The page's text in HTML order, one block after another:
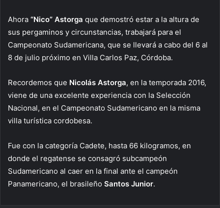
Ahora “Nico” Astorga que demostró estar a la altura de
sus pergaminos y circunstancias, trabajará para el
Campeonato Sudamericana, que se llevará a cabo del 6 al
8 de julio próximo en Villa Carlos Paz, Córdoba.
Recordemos que Nicolás Astorga, en la temporada 2016,
viene de una excelente experiencia con la Selección
Nacional, en el Campeonato Sudamericano en la misma
villa turística cordobesa.
Fue con la categoría Cadete, hasta 66 kilogramos, en
donde el regatense se consagró subcampeón
Sudamericano al caer en la final ante el campeón
Panamericano, el brasileño Santos Junior.